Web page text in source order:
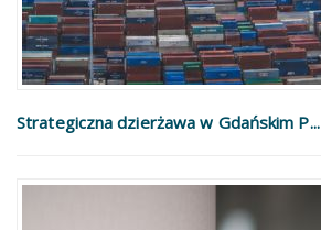
Strategiczna dzierżawa w Gdańskim P...